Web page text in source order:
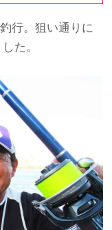
行。狙い通りに
た。